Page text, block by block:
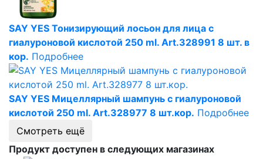
SAY YES Тонизирующий лосьон для лица с
гиалуроновой кислотой 250 ml. Art.328991 8 шт. в
кор. Подробнее
SAY YES Мицеллярный шампунь с гиалуроновой
кислотой 250 ml. Art.328977 8 шт.кор. Подробнее
Смотреть ещё
Продукт доступен в следующих магазинах